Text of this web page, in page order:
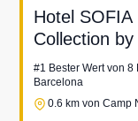
Hotel SOFIA
Collection
#1 Bester Wert von
Barcelona
0.6 km von Camp